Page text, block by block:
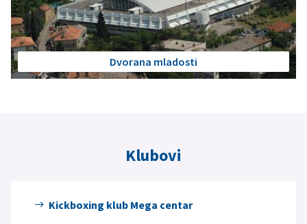
Dvorana mladosti
Klubovi
Kickboxing klub Mega centar